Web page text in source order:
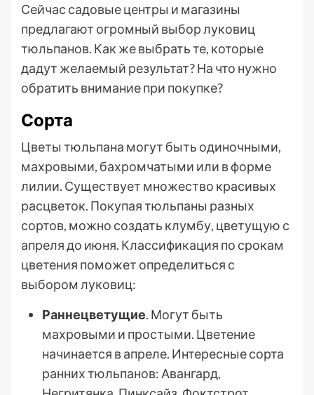
Сейчас садовые центры и магазины
предлагают огромный выбор луковиц
тюльпанов. Как же выбрать те, которые
дадут желаемый результат? На что нужно
обратить внимание при покупке?
Сорта
Цветы тюльпана могут быть одиночными,
махровыми, бахромчатыми или в форме
лилии. Существует множество красивых
расцветок. Покупая тюльпаны разных
сортов, можно создать клумбу, цветущую с
апреля до июня. Классификация по срокам
цветения поможет определиться с
выбором луковиц:
Раннецветущие. Могут быть
махровыми и простыми. Цветение
начинается в апреле. Интересные сорта
ранних тюльпанов: Авангард,